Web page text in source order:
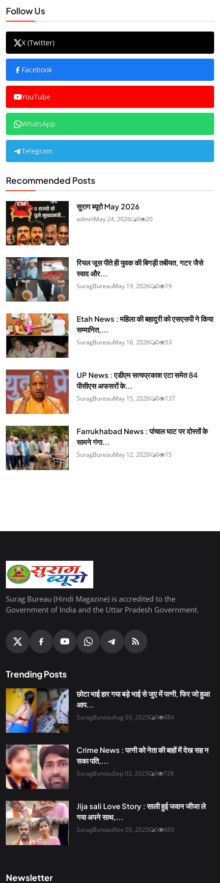
Follow Us
X (Twitter)
Facebook
YouTube
WhatsApp
Telegram
Recommended Posts
सुराग ब्यूरो May 2026
adminMay 24, 2026 0 20
रियल जूस पीते ही युवक की बिगड़ी तबीयत, गटर जैसे
स्वाद और...
SuragBureauMay 19, 2026 0 19
Etah News : महिला की बहादुरी को एसएसपी ने किया
सम्मानित,...
SuragBureauMay 16, 2026 0 53
UP News : एडीएम सत्यप्रकाश एटा समेत 84
पीसीएस अफसरों के...
SuragBureauMay 15, 2026 0 137
Farrukhabad News : पांचाल घाट पर दोस्तों के
सामने गंगा...
SuragBureauMay 12, 2026 0 15
Surag Bureau (Hindi Magazine) is accredited to the
Government of India and the Uttar Pradesh Government.
Trending Posts
छोटा भाई हार गया बड़े भाई से जुए में पत्नी, फिर जो हुआ
आप...
SuragBureauAug 03, 2025 0 884
Crime News : पत्नी को नेता की बाहों में देख सह न
सका पति,...
SuragBureauSep 03, 2025 0 728
Jija sali Love Story : साली हुई जवान जीजा ले
गया अपने साथ,...
SuragBureauNov 05, 2025 0 665
Newsletter